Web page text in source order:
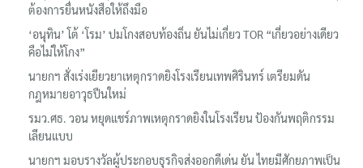
ต้องการยื่นหนังสือให้ถึงมือ
‘อนุทิน’ โต้ ‘โรม’ ปมโกงสอบท้องถิ่น ยันไม่เกี่ยว TOR “เกี่ยวอย่างเดียว
คือไม่ให้โกง”
นายกฯ สั่งเร่งเยียวยาเหตุกราดยิงโรงเรียนเทพศิรินทร์ เตรียมดัน
กฎหมายอาวุธปืนใหม่
รมว.ศธ. วอน หยุดแชร์ภาพเหตุกราดยิงในโรงเรียน ป้องกันพฤติกรรม
เลียนแบบ
นายกฯ มอบรางวัลผู้ประกอบธุรกิจส่งออกดีเด่น ยัน ไทยมีศักยภาพเป็น